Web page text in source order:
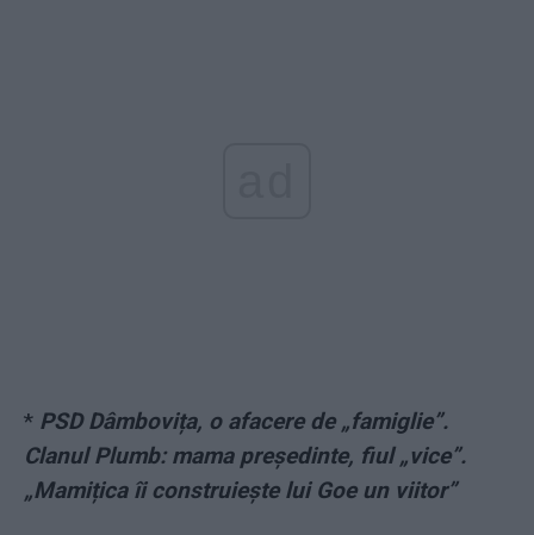
* PSD Dâmbovița, o afacere de „famiglie”.
Clanul Plumb: mama președinte, fiul „vice”.
„Mamițica îi construiește lui Goe un viitor”